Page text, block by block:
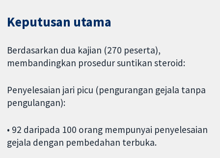
Keputusan utama
Berdasarkan dua kajian (270 peserta),
membandingkan prosedur suntikan steroid:
Penyelesaian jari picu (pengurangan gejala tanpa
pengulangan):
• 92 daripada 100 orang mempunyai penyelesaian
gejala dengan pembedahan terbuka.